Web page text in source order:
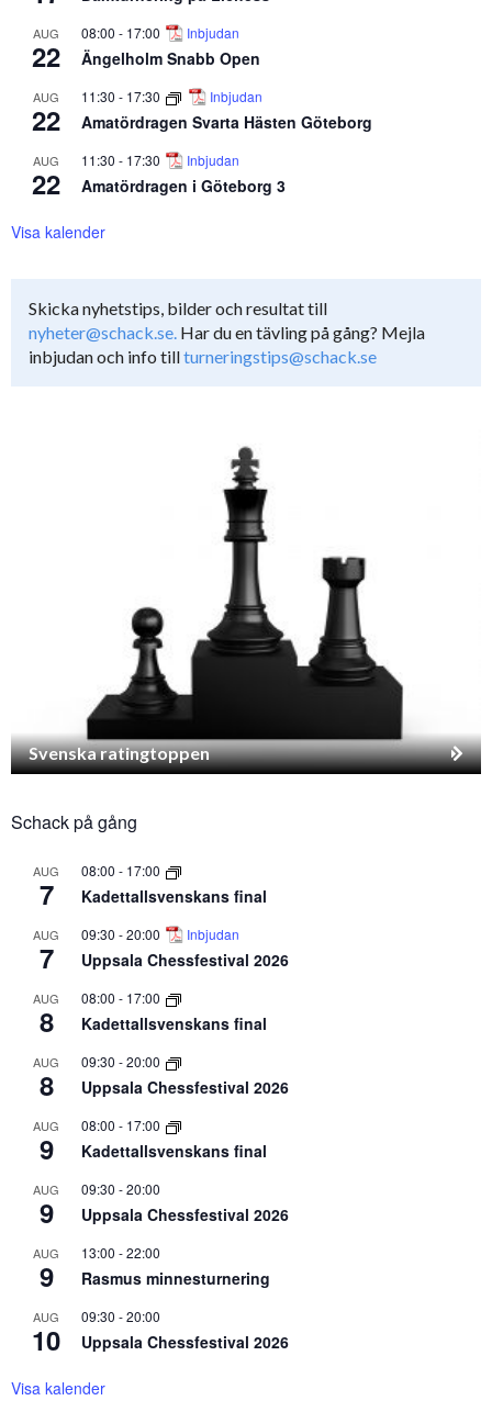
AUG
22
08:00 - 17:00 Inbjudan
Ängelholm Snabb Open
AUG
22
11:30 - 17:30 Inbjudan
Amatördragen Svarta Hästen Göteborg
AUG
22
11:30 - 17:30 Inbjudan
Amatördragen i Göteborg 3
Visa kalender
Skicka nyhetstips, bilder och resultat till
nyheter@schack.se. Har du en tävling på gång? Mejla
inbjudan och info tillturneringstips@schack.se
Svenska ratingtoppen
Schack på gång
AUG
7
08:00 - 17:00
Kadettallsvenskans final
AUG
7
09:30 -20:00 Inbjudan
Uppsala Chessfestival 2026
AUG
8
08:00 - 17:00
Kadettallsvenskans final
AUG
8
09:30 -20:00
Uppsala Chessfestival 2026
AUG
9
08:00 - 17:00
Kadettallsvenskans final
AUG
9
09:30 -20:00
Uppsala Chessfestival 2026
AUG
9
13:00 -22:00
Rasmus minnesturnering
AUG
10
09:30 -20:00
Uppsala Chessfestival 2026
Visa kalender